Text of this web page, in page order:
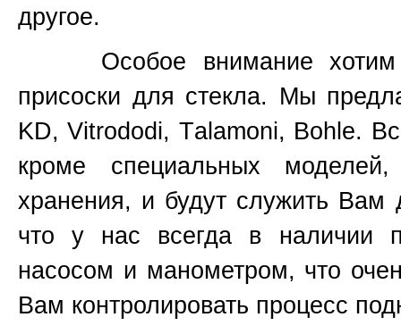
другое.
Особое внимание хотим
присоски для стекла. Мы
KD, Vitrododi, Talamoni, Bohle.
кроме специальных
хранения, и будут служить Вам
что у нас всегда в наличии
насосом и манометром, что
Вам контролировать процесс